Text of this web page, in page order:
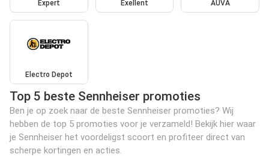
Expert Exellent AUVA
Electro Depot
Top 5 beste Sennheiser promoties
Ben je op zoek naar de beste Sennheiser promoties? Wij
hebben de top 5 promoties voor je verzameld! Bekijk hier waar
je Sennheiser het voordeligst scoort en profiteer direct van
scherpe kortingen en acties.